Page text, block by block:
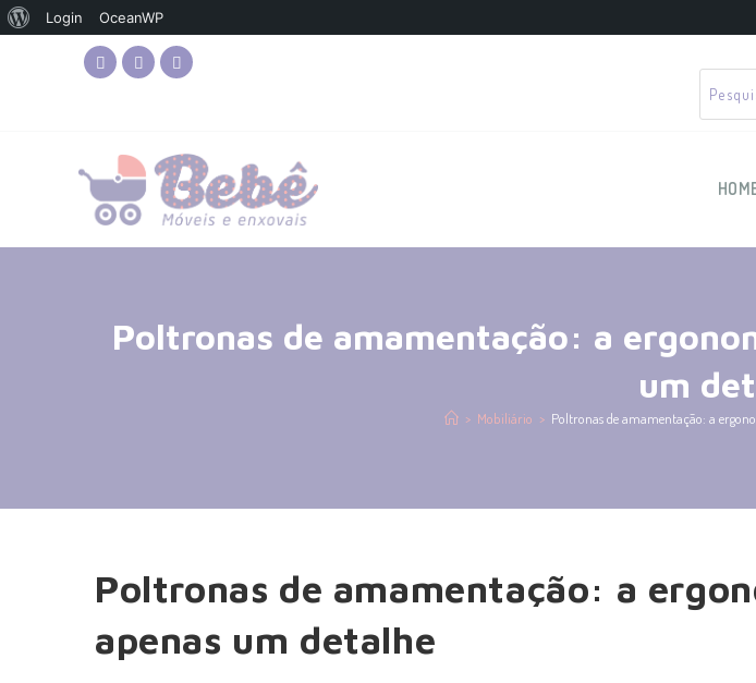
Login OceanWP
Poltronas de amamentação: a
um
> Mobiliário > Poltronas de amamentação: a
Poltronas de amamentação: a
apenas um detalhe